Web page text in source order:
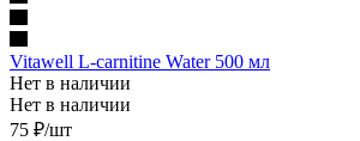
Vitawell L-carnitine Water 500 мл
Нет в наличии
Нет в наличии
75 ₽/шт